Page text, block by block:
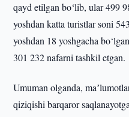
qayd etilgan bo‘lib, ular 499
yoshdan katta turistlar soni
yoshdan 18 yoshgacha
301 232 nafarni tashkil etgan.
Umuman olganda,
qiziqishi barqaror